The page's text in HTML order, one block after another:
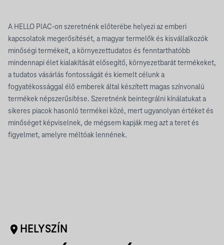
A HELLO PIAC-on szeretnénk előterébe helyezi az emberi
kapcsolatok megerősítését, a magyar termelők és kisvállalkozók
minőségi termékeit, a környezettudatos és fenntarthatóbb
mindennapi élet kialakítását elősegítő, környezetbarát termékeket,
a tudatos vásárlás fontosságát és kiemelt célunk a
fogyatékossággal élő emberek által készített magas színvonalú
termékek népszerűsítése. Szeretnénk beintegrálni kínálatukat a
sikeres piacok hasonló termékei közé, mert ugyanolyan értéket és
minőséget képviselnek, de mégsem kapják meg azt a teret és
figyelmet, amelyre méltóak lennének.
HELYSZÍN